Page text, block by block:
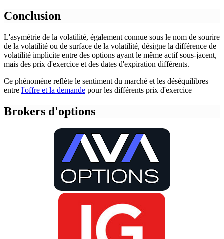
Conclusion
L'asymétrie de la volatilité, également connue sous le nom de sourire
de la volatilité ou de surface de la volatilité, désigne la différence de
volatilité implicite entre des options ayant le même actif sous-jacent,
mais des prix d'exercice et des dates d'expiration différents.
Ce phénomène reflète le sentiment du marché et les déséquilibres
entre l'offre et la demande pour les différents prix d'exercice
Brokers d'options